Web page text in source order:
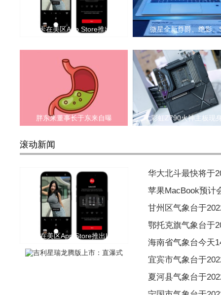
徕卡在美区App Store推出L 微星全新尊爵、绝影、
胖东来董事长于东来自曝 七彩虹Z790火神主板现
滚动新闻
徕卡在美区App Store推出Leica
华大北斗最快将于
苹果MacBook预计
甘州区气象台于
鄂托克旗气象台于
海南省气象台今天
宜宾市气象台于
夏河县气象台于